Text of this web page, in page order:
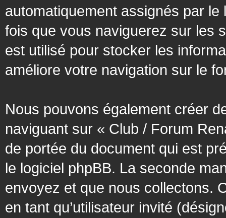
automatiquement assignés par
fois que vous naviguerez sur les
est utilisé pour stocker les
améliore votre navigation sur le
Nous pouvons également créer
naviguant sur « Club / Forum
de portée du document qui est
le logiciel phpBB. La seconde
envoyez et que nous collectons.
en tant qu’utilisateur invité